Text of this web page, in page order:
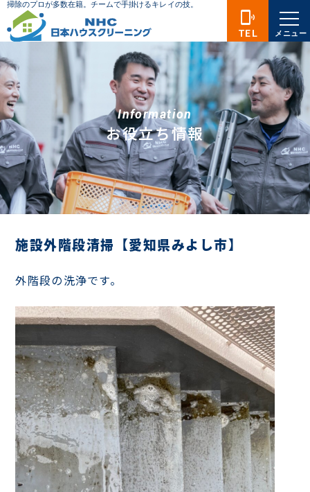
Information
お役立ち情報
施設外階段清掃【愛知県みよし市】
外階段の洗浄です。
phonelink_ring
TEL メニュー